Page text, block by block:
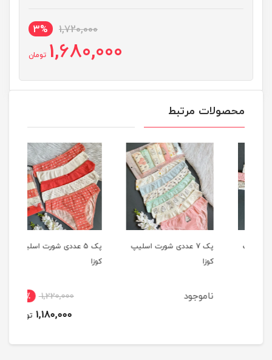
1,720,000
3%
1,680,000 تومان
محصولات مرتبط
پک 7 عددی شورت اسلیپ
ناموجود
پک 5 عددی شورت اسلیپ
1,220,000 4٪
1,180,000 تومان